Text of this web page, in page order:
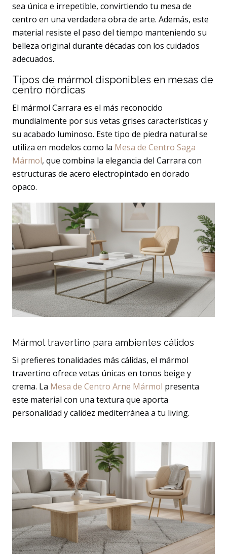
sea única e irrepetible, convirtiendo tu mesa de
centro en una verdadera obra de arte. Además, este
material resiste el paso del tiempo manteniendo su
belleza original durante décadas con los cuidados
adecuados.
Tipos de mármol disponibles en mesas de
centro nórdicas
El mármol Carrara es el más reconocido
mundialmente por sus vetas grises características y
su acabado luminoso. Este tipo de piedra natural se
utiliza en modelos como la Mesa de Centro Saga
Mármol, que combina la elegancia del Carrara con
estructuras de acero electropintado en dorado
opaco.
Mármol travertino para ambientes cálidos
Si prefieres tonalidades más cálidas, el mármol
travertino ofrece vetas únicas en tonos beige y
crema. La Mesa de Centro Arne Mármol presenta
este material con una textura que aporta
personalidad y calidez mediterránea a tu living.